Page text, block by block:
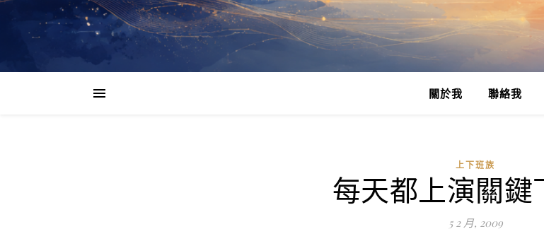
關於我 聯絡我
上下班族
每天都上演關鍵
5 2 月, 2009